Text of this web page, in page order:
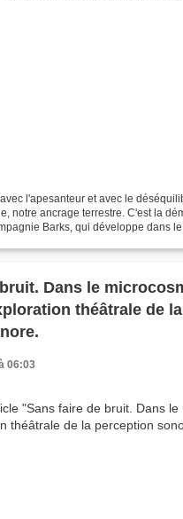
l'apesanteur et avec le
notre ancrage terrestre. C'est la
Barks, qui développe dans
Dans le
théâtrale de la
06:03